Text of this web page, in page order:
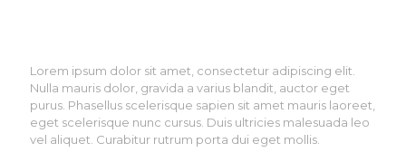
Lorem ipsum dolor sit amet, consectetur adipiscing elit.
Nulla mauris dolor, gravida a varius blandit, auctor eget
purus. Phasellus scelerisque sapien sit amet mauris laoreet,
eget scelerisque nunc cursus. Duis ultricies malesuada leo
vel aliquet. Curabitur rutrum porta dui eget mollis.